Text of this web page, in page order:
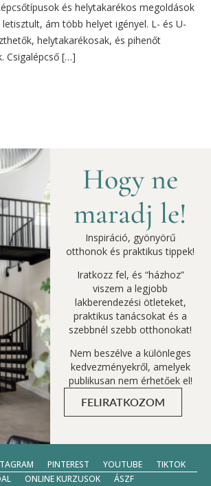
és helytakarékos megoldások
letisztult, ám több helyet igényel. L- és U-
helytakarékosak, és pihenőt
Csigalépcső […]
Hogy ne
maradj le!
Inspiráció, gyönyörű
otthonok és praktikus tippek!
Iratkozz fel, és “házhoz”
viszem a legjobb
lakberendezési ötleteket,
praktikus tanácsokat és a
szebbnél szebb otthonokat!
Nem beszélve a különleges
kedvezményekről, amelyek
publikusan nem érhetőek el!
FELIRATKOZOM
PINTEREST YOUTUBE
TIKTOK
ONLINE KURZUSOK ÁSZF